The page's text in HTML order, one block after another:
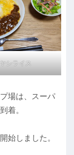
シライス
場は、スーパ
着。
始しました。